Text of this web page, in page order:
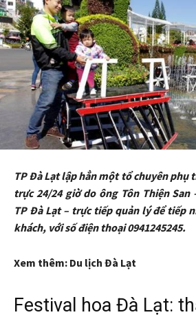
TP Đà Lạt lập hẳn một tổ chuyên phụ
trực 24/24 giờ do ông Tôn Thiện San
TP Đà Lạt – trực tiếp quản lý để tiếp
khách, với số điện thoại 0941245245.
Xem thêm: Du lịch Đà Lạt
Festival hoa Đà Lạt: